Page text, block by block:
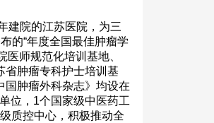
建院的江苏医院，为三
的“年度全国最佳肿瘤学
师规范化培训基地、
省肿瘤专科护士培训基
国肿瘤外科杂志》均设在
位，1个国家级中医药工
质控中心，积极推动全